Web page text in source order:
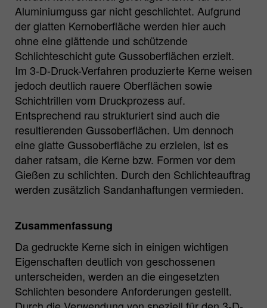
Aluminiumguss gar nicht geschlichtet. Aufgrund
der glatten Kernoberfläche werden hier auch
ohne eine glättende und schützende
Schlichteschicht gute Gussoberflächen erzielt.
Im 3-D-Druck-Verfahren produzierte Kerne weisen
jedoch deutlich rauere Oberflächen sowie
Schichtrillen vom Druckprozess auf.
Entsprechend rau strukturiert sind auch die
resultierenden Gussoberflächen. Um dennoch
eine glatte Gussoberfläche zu erzielen, ist es
daher ratsam, die Kerne bzw. Formen vor dem
Gießen zu schlichten. Durch den Schlichteauftrag
werden zusätzlich Sandanhaftungen vermieden.
Zusammenfassung
Da gedruckte Kerne sich in einigen wichtigen
Eigenschaften deutlich von geschossenen
unterscheiden, werden an die eingesetzten
Schlichten besondere Anforderungen gestellt.